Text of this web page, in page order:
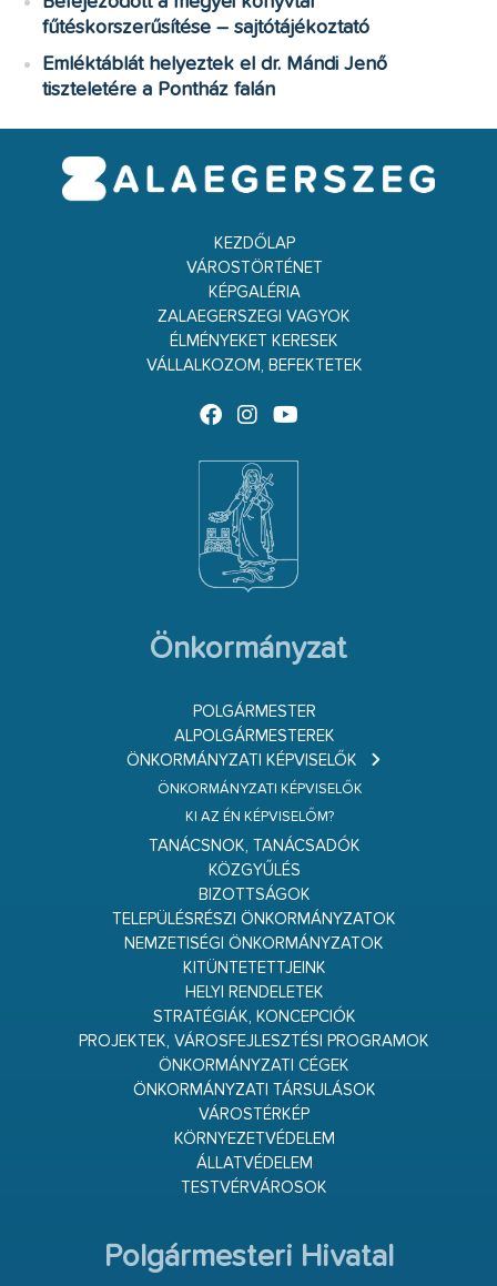
fűtéskorszerűsítése – sajtótájékoztató
Emléktáblát helyeztek el dr. Mándi Jenő
tiszteletére a Pontház falán
KEZDŐLAP
VÁROSTÖRTÉNET
KÉPGALÉRIA
ZALAEGERSZEGI VAGYOK
ÉLMÉNYEKET KERESEK
VÁLLALKOZOM, BEFEKTETEK
Önkormányzat
POLGÁRMESTER
ALPOLGÁRMESTEREK
ÖNKORMÁNYZATI KÉPVISELŐK
ÖNKORMÁNYZATI KÉPVISELŐK
KI AZ ÉN KÉPVISELŐM?
TANÁCSNOK, TANÁCSADÓK
KÖZGYŰLÉS
BIZOTTSÁGOK
TELEPÜLÉSRÉSZI ÖNKORMÁNYZATOK
NEMZETISÉGI ÖNKORMÁNYZATOK
KITÜNTETETTJEINK
HELYI RENDELETEK
STRATÉGIÁK, KONCEPCIÓK
PROJEKTEK, VÁROSFEJLESZTÉSI PROGRAMOK
ÖNKORMÁNYZATI CÉGEK
ÖNKORMÁNYZATI TÁRSULÁSOK
VÁROSTÉRKÉP
KÖRNYEZETVÉDELEM
ÁLLATVÉDELEM
TESTVÉRVÁROSOK
Polgármesteri Hivatal